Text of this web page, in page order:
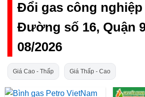
Đổi gas công nghiệp
Đường số 16, Quận
08/2026
Giá Cao - Thấp Giá Thấp - Cao